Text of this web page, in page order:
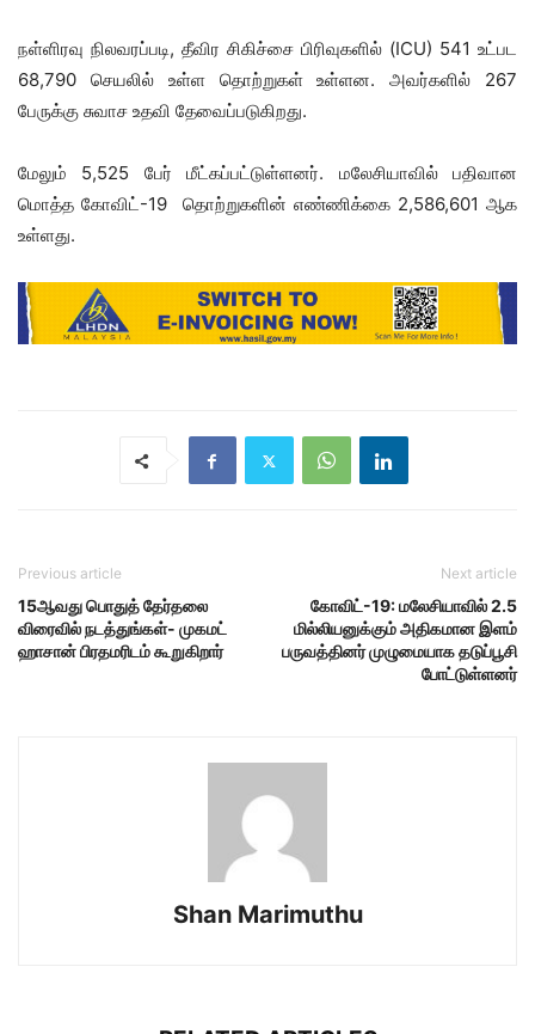
நள்ளிரவு நிலவரப்படி, தீவிர சிகிச்சை பிரிவுகளில் (ICU) 541 உட்பட
68,790 செயலில் உள்ள தொற்றுகள் உள்ளன. அவர்களில் 267
பேருக்கு சுவாச உதவி தேவைப்படுகிறது.
மேலும் 5,525 பேர் மீட்கப்பட்டுள்ளனர். மலேசியாவில் பதிவான
மொத்த கோவிட்-19 தொற்றுகளின் எண்ணிக்கை 2,586,601 ஆக
உள்ளது.
Previous article
15ஆவது பொதுத் தேர்தலை
விரைவில் நடத்துங்கள்- முகமட்
ஹாசான் பிரதமரிடம் கூறுகிறார்
Next article
கோவிட்-19: மலேசியாவில் 2.5
மில்லியனுக்கும் அதிகமான இளம்
பருவத்தினர் முழுமையாக தடுப்பூசி
போட்டுள்ளனர்
Shan Marimuthu